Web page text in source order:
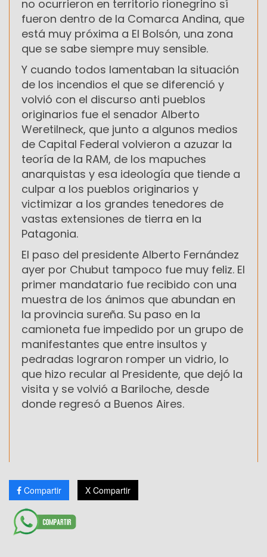
no ocurrieron en territorio rionegrino sí
fueron dentro de la Comarca Andina, que
está muy próxima a El Bolsón, una zona
que se sabe siempre muy sensible.
Y cuando todos lamentaban la situación
de los incendios el que se diferenció y
volvió con el discurso anti pueblos
originarios fue el senador Alberto
Weretilneck, que junto a algunos medios
de Capital Federal volvieron a azuzar la
teoría de la RAM, de los mapuches
anarquistas y esa ideología que tiende a
culpar a los pueblos originarios y
victimizar a los grandes tenedores de
vastas extensiones de tierra en la
Patagonia.
El paso del presidente Alberto Fernández
ayer por Chubut tampoco fue muy feliz. El
primer mandatario fue recibido con una
muestra de los ánimos que abundan en
la provincia sureña. Su paso en la
camioneta fue impedido por un grupo de
manifestantes que entre insultos y
pedradas lograron romper un vidrio, lo
que hizo recular al Presidente, que dejó la
visita y se volvió a Bariloche, desde
donde regresó a Buenos Aires.
Compartir X Compartir